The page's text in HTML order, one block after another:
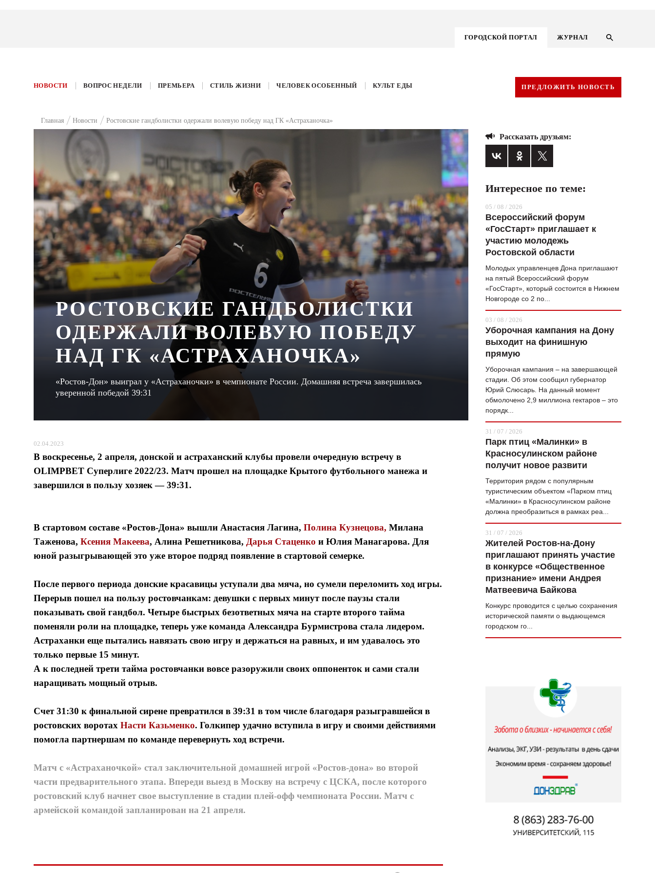
ГОРОДСКОЙ ПОРТАЛ ЖУРНАЛ
ГОРОДСКОЙ ПОРТАЛ
ВОПРОС НЕДЕЛИ
ТАМ И ТУТ
СТИЛЬ ЖИЗНИ
КУЛЬТ ЕДЫ
ЖУРНАЛ
НОВОСТИ ВОПРОС НЕДЕЛИ ПРЕМЬЕРА СТИЛЬ ЖИЗНИ ЧЕЛОВЕК ОСОБЕННЫЙ КУЛЬТ ЕДЫ ПРЕДЛОЖИТЬ НОВОСТЬ
Главная Новости Ростовские гандболистки одержали волевую победу над ГК «Астраханочка»
РОСТОВСКИЕ ГАНДБОЛИСТКИ
ОДЕРЖАЛИ ВОЛЕВУЮ ПОБЕДУ
НАД ГК «АСТРАХАНОЧКА»
«Ростов-Дон» выиграл у «Астраханочки» в чемпионате России. Домашняя встреча завершилась
уверенной победой 39:31
02.04.2023
В воскресенье, 2 апреля, донской и астраханский клубы провели очередную встречу в
OLIMPBET Cуперлиге 2022/23. Матч прошел на площадке Крытого футбольного манежа и
завершился в пользу хозяек — 39:31.
В стартовом составе «Ростов-Дона» вышли Анастасия Лагина, Полина Кузнецова, Милана
Таженова, Ксения Макеева, Алина Решетникова, Дарья Стаценко и Юлия Манагарова. Для
юной разыгрывающей это уже второе подряд появление в стартовой семерке.
После первого периода донские красавицы уступали два мяча, но сумели переломить ход игры.
Перерыв пошел на пользу ростовчанкам: девушки с первых минут после паузы стали
показывать свой гандбол. Четыре быстрых безответных мяча на старте второго тайма
поменяли роли на площадке, теперь уже команда Александра Бурмистрова стала лидером.
Астраханки еще пытались навязать свою игру и держаться на равных, и им удавалось это
только первые 15 минут.
А к последней трети тайма ростовчанки вовсе разоружили своих оппоненток и сами стали
наращивать мощный отрыв.
Счет 31:30 к финальной сирене превратился в 39:31 в том числе благодаря разыгравшейся в
ростовских воротах Насти Казьменко. Голкипер удачно вступила в игру и своими действиями
помогла партнершам по команде перевернуть ход встречи.
Матч с «Астраханочкой» стал заключительной домашней игрой «Ростов-дона» во второй
части предварительного этапа. Впереди выезд в Москву на встречу с ЦСКА, после которого
ростовский клуб начнет свое выступление в стадии плей-офф чемпионата России. Матч с
армейской командой запланирован на 21 апреля.
Рассказать друзьям:
Интересное по теме:
05 / 08 / 2026
Всероссийский форум
«ГосСтарт» приглашает к
участию молодежь
Ростовской области
Молодых управленцев Дона приглашают
на пятый Всероссийский форум
«ГосСтарт», который состоится в Нижнем
Новгороде со 2 по...
03 / 08 / 2026
Уборочная кампания на Дону
выходит на финишную
прямую
Уборочная кампания – на завершающей
стадии. Об этом сообщил губернатор
Юрий Слюсарь. На данный момент
обмолочено 2,9 миллиона гектаров – это
порядк...
31 / 07 / 2026
Парк птиц «Малинки» в
Красносулинском районе
получит новое развити
Территория рядом с популярным
туристическим объектом «Парком птиц
«Малинки» в Красносулинском районе
должна преобразиться в рамках реа...
31 / 07 / 2026
Жителей Ростов-на-Дону
приглашают принять участие
в конкурсе «Общественное
признание» имени Андрея
Матвеевича Байкова
Конкурс проводится с целью сохранения
исторической памяти о выдающемся
городском го...